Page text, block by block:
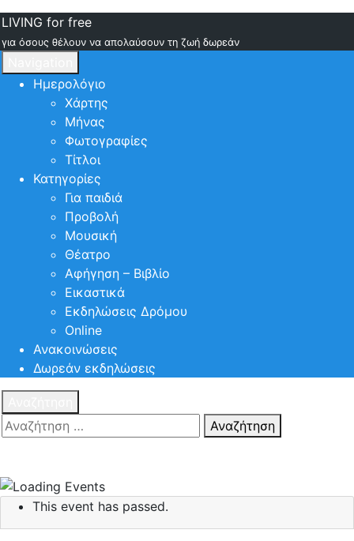
LIVING for free
για όσους θέλουν να απολαύσουν τη ζωή δωρεάν
Ημερολόγιο
Χάρτης
Μήνας
Φωτογραφίες
Τίτλοι
Κατηγορίες
Για παιδιά
Προβολή
Μουσική
Θέατρο
Αφήγηση – Βιβλίο
Εικαστικά
Εκδηλώσεις Δρόμου
Online
Ανακοινώσεις
Δωρεάν εκδηλώσεις
Αναζήτηση
This event has passed.